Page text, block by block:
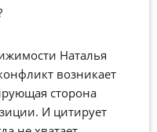
Наталья
возникает
сторона
И цитирует